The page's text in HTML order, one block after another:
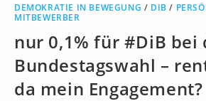
DEMOKRATIE IN BEWEGUNG / DIB /
MITBEWERBER
nur 0,1% für #DiB bei
Bundestagswahl –
da mein Engagement?